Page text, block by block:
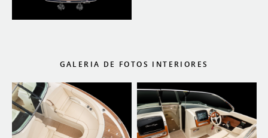
GALERIA DE FOTOS INTERIORES